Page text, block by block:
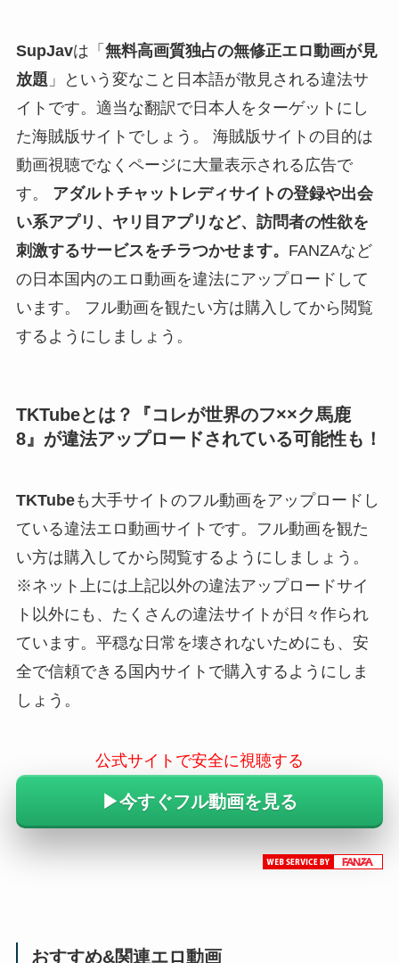
SupJavは「 無料高画質独占の無修正エロ動画が見
放題 」という変なこと日本語が散見される違法サ
イトです。適当な翻訳で日本人をターゲットにし
た海賊版サイトでしょう。 海賊版サイトの目的は
動画視聴でなくページに大量表示される広告で
す。 アダルトチャットレディサイトの登録や出会
い系アプリ、ヤリ目アプリなど、訪問者の性欲を
刺激するサービスをチラつかせます。 FANZAなど
の日本国内のエロ動画を違法にアップロードして
います。 フル動画を観たい方は購入してから閲覧
するようにしましょう。
TKTubeとは？『コレが世界のフ××ク馬鹿
8』が違法アップロードされている可能性も！
TKTubeも大手サイトのフル動画をアップロードし
ている違法エロ動画サイトです。フル動画を観た
い方は購入してから閲覧するようにしましょう。
※ネット上には上記以外の違法アップロードサイ
ト以外にも、たくさんの違法サイトが日々作られ
ています。平穏な日常を壊されないためにも、安
全で信頼できる国内サイトで購入するようにしま
しょう。
公式サイトで安全に視聴する
▶︎今すぐフル動画を見る
おすすめ&関連エロ動画